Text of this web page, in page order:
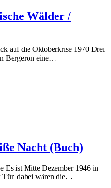
Wälder /
auf die Oktoberkrise 1970 Drei
Bergeron eine…
Nacht (Buch)
Es ist Mitte Dezember 1946 in
Tür, dabei wären die…